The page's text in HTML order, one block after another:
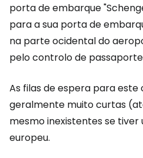
porta de embarque
para a sua porta de
na parte ocidental do
pelo controlo de
As filas de espera para
geralmente muito curtas
mesmo inexistentes se
europeu.